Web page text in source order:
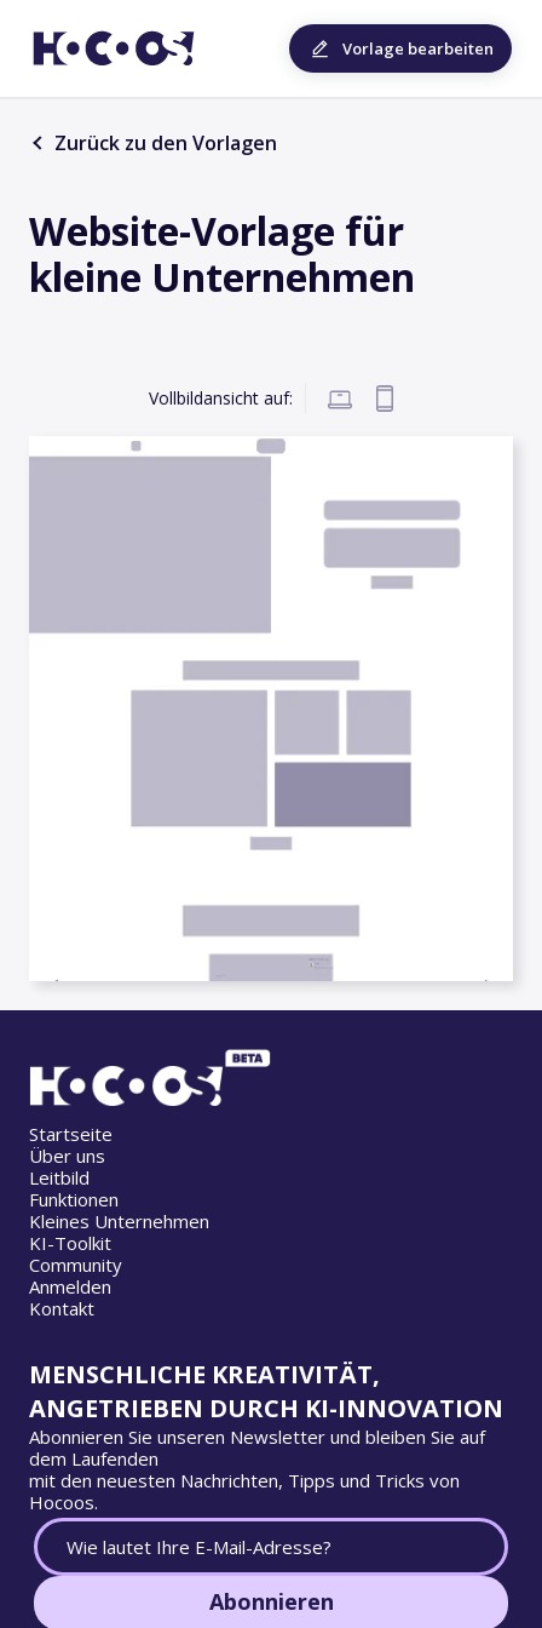
Vorlage bearbeiten
Zurück zu den Vorlagen
Website-Vorlage für
kleine Unternehmen
Vollbildansicht auf:
Startseite
Über uns
Leitbild
Funktionen
Kleines Unternehmen
KI-Toolkit
Community
Anmelden
Kontakt
MENSCHLICHE KREATIVITÄT,
ANGETRIEBEN DURCH KI-INNOVATION
Abonnieren Sie unseren Newsletter und bleiben Sie auf
dem Laufenden
mit den neuesten Nachrichten, Tipps und Tricks von
Hocoos.
Abonnieren